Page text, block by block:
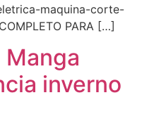
maquina-corte-
PARA […]
Manga
inverno